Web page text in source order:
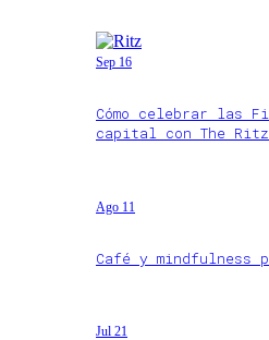
Sep 16
Cómo celebrar las
capital con The
Ago 11
Café y mindfulness
Jul 21